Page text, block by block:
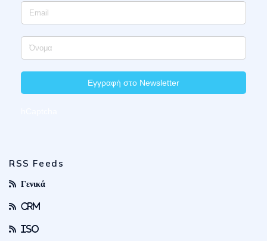
Εγγραφή στο Newsletter
RSS Feeds
Γενικά
CRM
ISO